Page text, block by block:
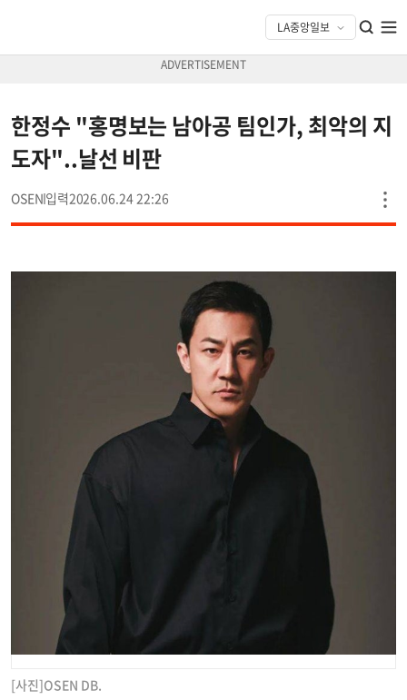
한정수 "홍명보는 남아공 팀인가, 최악의 지
도자"..날선 비판
OSEN 2026.06.24 22:26
[사진]OSEN DB.